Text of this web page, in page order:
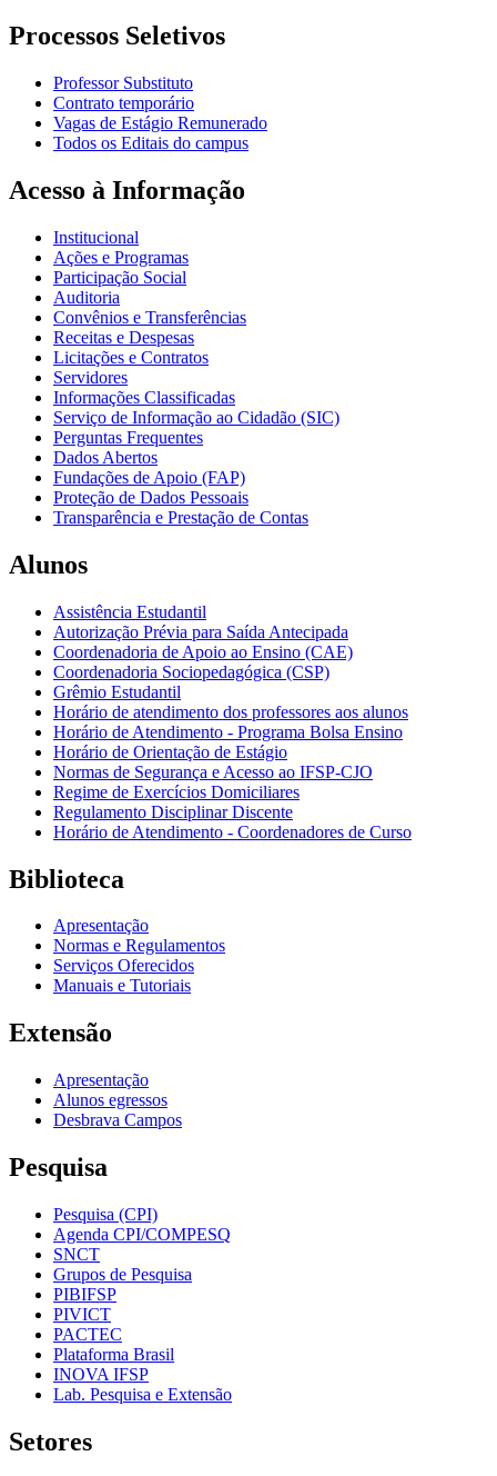
Processos Seletivos
Professor Substituto
Contrato temporário
Vagas de Estágio Remunerado
Todos os Editais do campus
Acesso à Informação
Institucional
Ações e Programas
Participação Social
Auditoria
Convênios e Transferências
Receitas e Despesas
Licitações e Contratos
Servidores
Informações Classificadas
Serviço de Informação ao Cidadão (SIC)
Perguntas Frequentes
Dados Abertos
Fundações de Apoio (FAP)
Proteção de Dados Pessoais
Transparência e Prestação de Contas
Alunos
Assistência Estudantil
Autorização Prévia para Saída Antecipada
Coordenadoria de Apoio ao Ensino (CAE)
Coordenadoria Sociopedagógica (CSP)
Grêmio Estudantil
Horário de atendimento dos professores aos alunos
Horário de Atendimento - Programa Bolsa Ensino
Horário de Orientação de Estágio
Normas de Segurança e Acesso ao IFSP-CJO
Regime de Exercícios Domiciliares
Regulamento Disciplinar Discente
Horário de Atendimento - Coordenadores de Curso
Biblioteca
Apresentação
Normas e Regulamentos
Serviços Oferecidos
Manuais e Tutoriais
Extensão
Apresentação
Alunos egressos
Desbrava Campos
Pesquisa
Pesquisa (CPI)
Agenda CPI/COMPESQ
SNCT
Grupos de Pesquisa
PIBIFSP
PIVICT
PACTEC
Plataforma Brasil
INOVA IFSP
Lab. Pesquisa e Extensão
Setores